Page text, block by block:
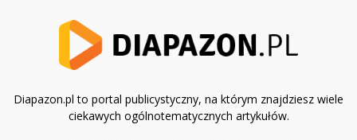
Diapazon.pl to portal publicystyczny, na którym znajdziesz wiele
ciekawych ogólnotematycznych artykułów.